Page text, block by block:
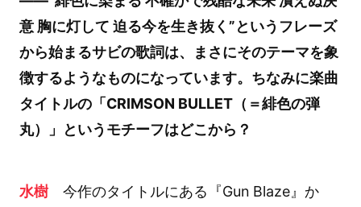
意 胸に灯して 迫る今を生き抜く”というフレーズ
から始まるサビの歌詞は、まさにそのテーマを象
徴するようなものになっています。ちなみに楽曲
タイトルの「CRIMSON BULLET（＝緋色の弾
丸）」というモチーフはどこから？
水樹今作のタイトルにある『Gun Blaze』か